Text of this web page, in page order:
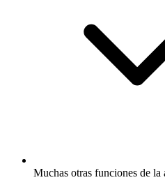
Muchas otras funciones de la